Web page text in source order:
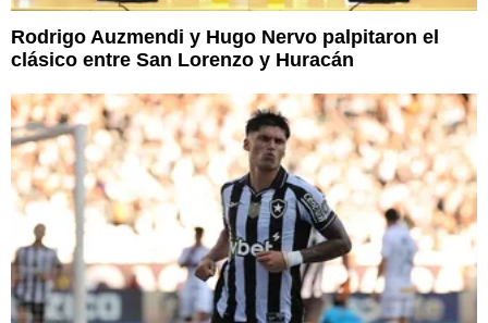
Rodrigo Auzmendi y Hugo Nervo palpitaron el
clásico entre San Lorenzo y Huracán